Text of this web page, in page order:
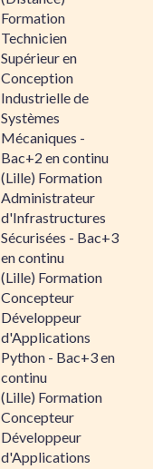
Formation
Technicien
Supérieur en
Conception
Industrielle de
Systèmes
Mécaniques -
Bac+2 en continu
(Lille) Formation
Administrateur
d'Infrastructures
Sécurisées - Bac+3
en continu
(Lille) Formation
Concepteur
Développeur
d'Applications
Python - Bac+3 en
continu
(Lille) Formation
Concepteur
Développeur
d'Applications